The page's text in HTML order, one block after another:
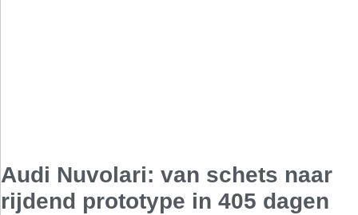
Audi Nuvolari: van schets naar
rijdend prototype in 405 dagen